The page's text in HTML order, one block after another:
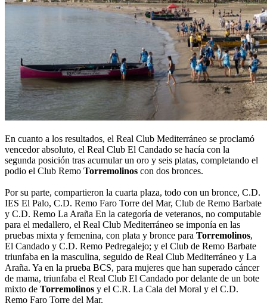
En cuanto a los resultados, el Real Club Mediterráneo se proclamó
vencedor absoluto, el Real Club El Candado se hacía con la
segunda posición tras acumular un oro y seis platas, completando el
podio el Club Remo Torremolinos con dos bronces.
Por su parte, compartieron la cuarta plaza, todo con un bronce, C.D.
IES El Palo, C.D. Remo Faro Torre del Mar, Club de Remo Barbate
y C.D. Remo La Araña En la categoría de veteranos, no computable
para el medallero, el Real Club Mediterráneo se imponía en las
pruebas mixta y femenina, con plata y bronce para Torremolinos,
El Candado y C.D. Remo Pedregalejo; y el Club de Remo Barbate
triunfaba en la masculina, seguido de Real Club Mediterráneo y La
Araña. Ya en la prueba BCS, para mujeres que han superado cáncer
de mama, triunfaba el Real Club El Candado por delante de un bote
mixto de Torremolinos y el C.R. La Cala del Moral y el C.D.
Remo Faro Torre del Mar.